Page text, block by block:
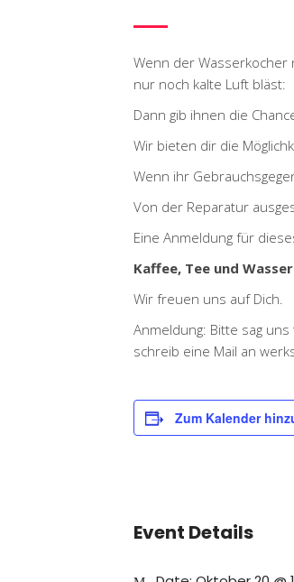
Wenn der Wasserkocher
nur noch kalte Luft bläst:
Dann gib ihnen die
Wir bieten dir die
Wenn ihr
Von der Reparatur
Eine Anmeldung für
Kaffee, Tee und
Wir freuen uns auf Dich.
Anmeldung: Bitte sag
schreib eine Mail an
Zum Kalender
Event Details